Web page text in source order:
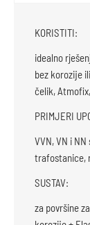
KORISTITI:
idealno
bez korozije
čelik,
PRIMJERI
VVN, VN i
trafostanice,
SUSTAV:
za površine